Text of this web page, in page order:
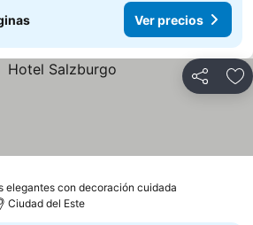
Ver precios
Compartir
elegantes con decoración cuidada
Ciudad del Este